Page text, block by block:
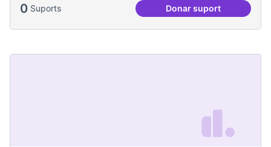
0 Suports Donar suportPortes Obertes